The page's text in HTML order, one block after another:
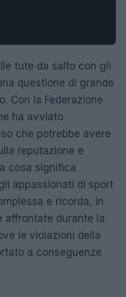
tute da salto con gli
questione di grande
Con la Federazione
ha avviato
che potrebbe avere
reputazione e
cosa significa
appassionati di sport
e ricorda, in
affrontate durante la
le violazioni della
a conseguenze